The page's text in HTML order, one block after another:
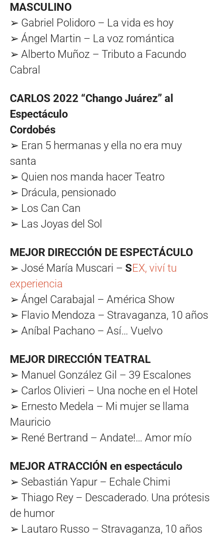
MASCULINO
➢ Gabriel Polidoro – La vida es hoy
➢ Ángel Martin – La voz romántica
➢ Alberto Muñoz – Tributo a Facundo
Cabral
CARLOS 2022 “Chango Juárez” al
Espectáculo
Cordobés
➢ Eran 5 hermanas y ella no era muy
santa
➢ Quien nos manda hacer Teatro
➢ Drácula, pensionado
➢ Los Can Can
➢ Las Joyas del Sol
MEJOR DIRECCIÓN DE ESPECTÁCULO
➢ José María Muscari – SEX, viví tu
experiencia
➢ Ángel Carabajal – América Show
➢ Flavio Mendoza – Stravaganza, 10 años
➢ Aníbal Pachano – Así… Vuelvo
MEJOR DIRECCIÓN TEATRAL
➢ Manuel González Gil – 39 Escalones
➢ Carlos Olivieri – Una noche en el Hotel
➢ Ernesto Medela – Mi mujer se llama
Mauricio
➢ René Bertrand – Andate!… Amor mío
MEJOR ATRACCIÓN en espectáculo
➢ Sebastián Yapur – Echale Chimi
➢ Thiago Rey – Descaderado. Una prótesis
de humor
➢ Lautaro Russo – Stravaganza, 10 años